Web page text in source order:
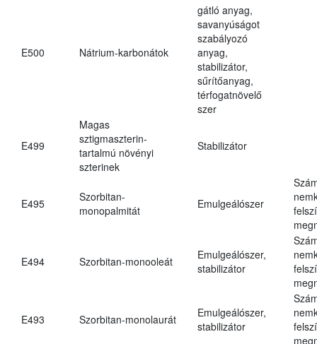
E500 Nátrium-karbonátok
gátló anyag,
savanyúságot
szabályozó
anyag,
stabilizátor,
sűrítőanyag,
térfogatnövelő
szer
E499
Magas
sztigmaszterin-
tartalmú növényi
szterinek
Stabilizátor
E495
Szorbitan-
monopalmitát
Emulgeálószer
E494 Szorbitan-monooleát
Emulgeálószer,
stabilizátor
E493 Szorbitan-monolaurát
Emulgeálószer,
stabilizátor